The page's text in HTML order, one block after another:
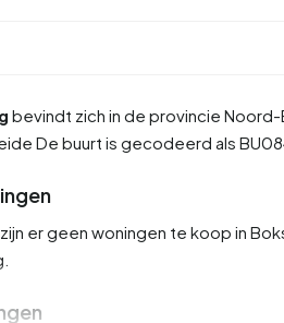
bevindt zich in de provincie Noord-
De buurt is gecodeerd als
er geen woningen te koop in